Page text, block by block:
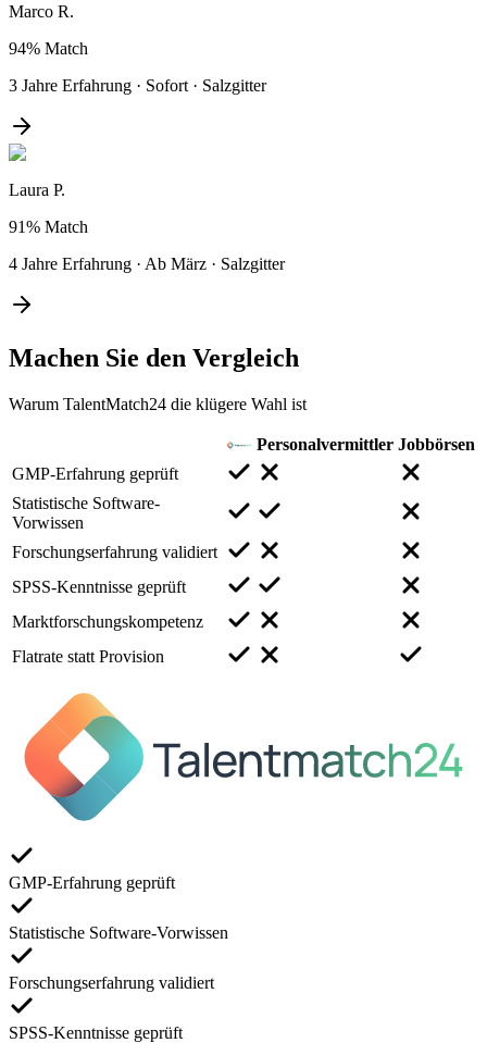
Marco R.
94% Match
3 Jahre Erfahrung · Sofort · Salzgitter
Laura P.
91% Match
4 Jahre Erfahrung · Ab März · Salzgitter
Machen Sie den Vergleich
Warum TalentMatch24 die klügere Wahl ist
Personalvermittler Jobbörsen
GMP-Erfahrung geprüft
Statistische Software-
Vorwissen
Forschungserfahrung validiert
SPSS-Kenntnisse geprüft
Marktforschungskompetenz
Flatrate statt Provision
GMP-Erfahrung geprüft
Statistische Software-Vorwissen
Forschungserfahrung validiert
SPSS-Kenntnisse geprüft